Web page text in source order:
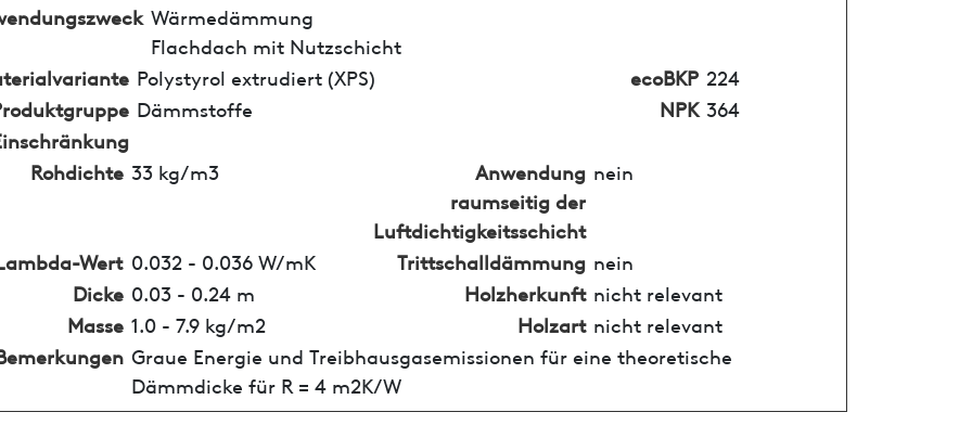
Wärmedämmung
Flachdach mit Nutzschicht
Polystyrol extrudiert (XPS) ecoBKP 224
Dämmstoffe NPK 364
Rohdichte 33 kg/m3
Anwendung
raumseitig der
Luftdichtigkeitsschicht
nein
Wert 0.032 - 0.036 W/mK Trittschalldämmung nein
Dicke 0.03 - 0.24 m Holzherkunft nicht relevant
Masse 1.0 - 7.9 kg/m2 Holzart nicht relevant
Graue Energie und Treibhausgasemissionen für eine theoretische
Dämmdicke für R = 4 m2K/W